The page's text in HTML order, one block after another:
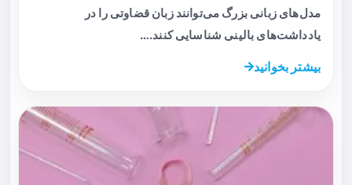
مدل‌های زبانی بزرگ می‌توانند زبان قضاوتی را در
یادداشت‌های بالینی شناسایی کنند.…
بیشتر بخوانید